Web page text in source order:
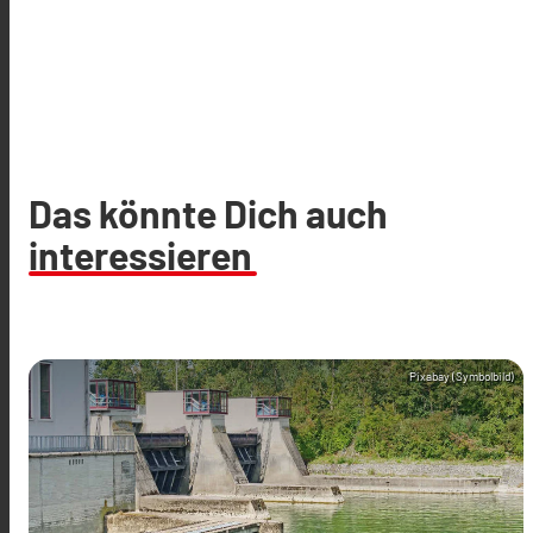
Das könnte Dich auch
interessieren
Pixabay (Symbolbild)